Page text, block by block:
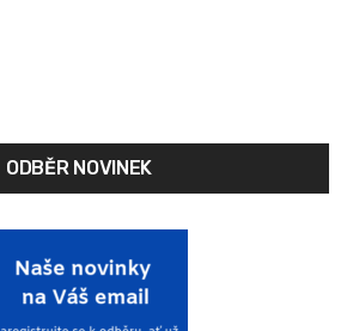
ODBĚR NOVINEK